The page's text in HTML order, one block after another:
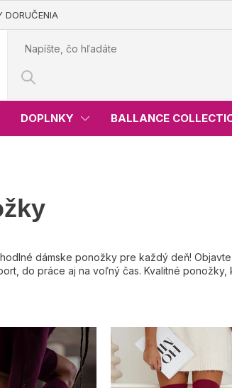
DORUČENIA
DOPLNKY BALLANCE
dámske ponožky pre každý deň!
do práce aj na voľný čas. Kvalitné